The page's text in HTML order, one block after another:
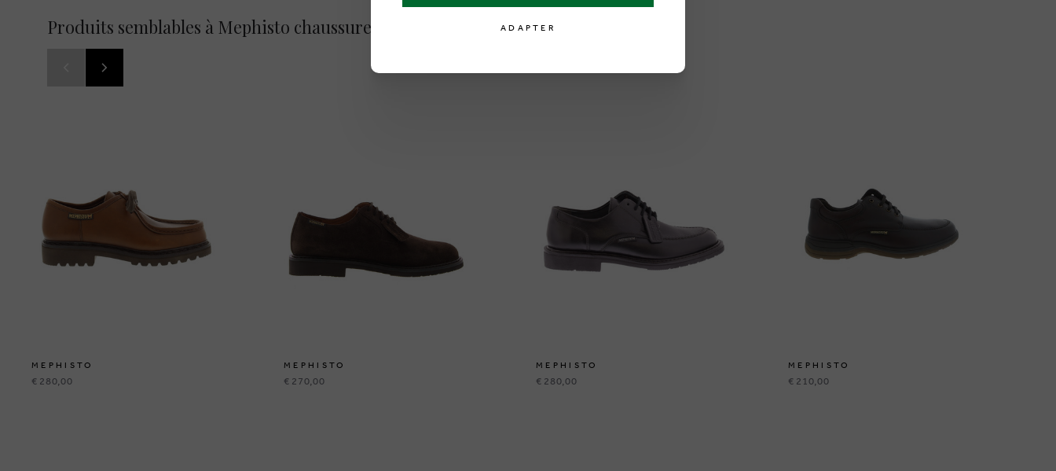
Produits semblables à Mephisto chaussures basses noir
MEPHISTO
€ 280,00
MEPHISTO
€ 270,00
MEPHISTO
€ 280,00
MEPHISTO
€ 210,00
ADAPTER